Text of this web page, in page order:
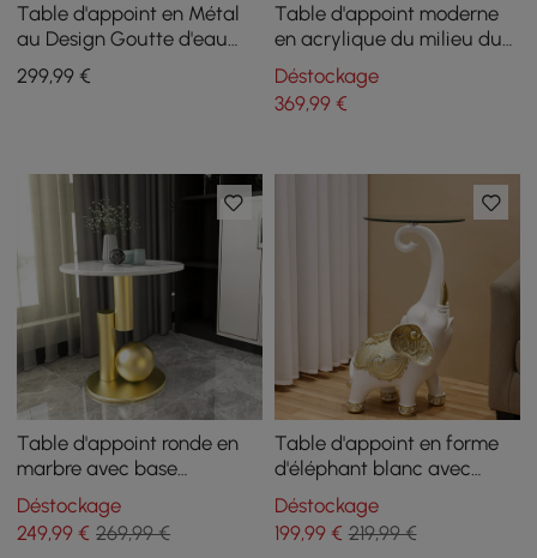
Table d'appoint en Métal
au Design Goutte d'eau
Table d'appoint Or Brossé
299,99 €
Table d'appoint moderne
en acrylique du milieu du
siècle, table d'appoint
ronde transparente
Déstockage
369,99€
Table d'appoint ronde en
marbre avec base
abstraite en métal, table
d'appoint blanche moderne
Déstockage
249,99 € 269,99 €
Table d'appoint en forme
d'éléphant blanc avec
finition dorée, table
d'appoint moderne avec
plateau en verre
Déstockage
199,99€ 219,99 €